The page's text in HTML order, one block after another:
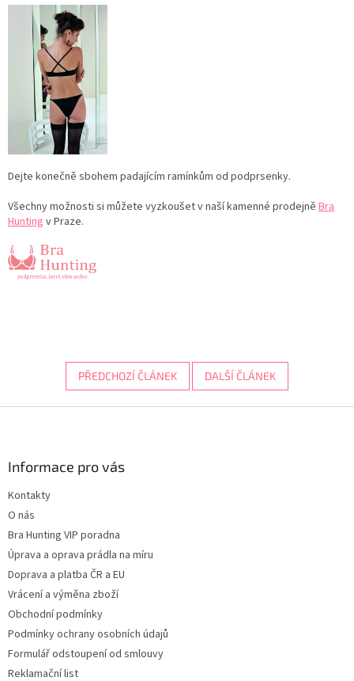
Dejte konečně sbohem padajícím ramínkům od podprsenky.
Všechny možnosti si můžete vyzkoušet v naší kamenné prodejně Bra
Hunting v Praze.
PŘEDCHOZÍ ČLÁNEK DALŠÍ ČLÁNEK
Informace pro vás
Kontakty
O nás
Bra Hunting VIP poradna
Úprava a oprava prádla na míru
Doprava a platba ČR a EU
Vrácení a výměna zboží
Obchodní podmínky
Podmínky ochrany osobních údajů
Formulář odstoupení od smlouvy
Reklamační list